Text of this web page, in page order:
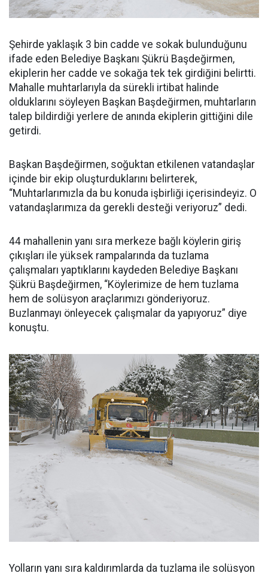
Şehirde yaklaşık 3 bin cadde ve sokak bulunduğunu
ifade eden Belediye Başkanı Şükrü Başdeğirmen,
ekiplerin her cadde ve sokağa tek tek girdiğini belirtti.
Mahalle muhtarlarıyla da sürekli irtibat halinde
olduklarını söyleyen Başkan Başdeğirmen, muhtarların
talep bildirdiği yerlere de anında ekiplerin gittiğini dile
getirdi.
Başkan Başdeğirmen, soğuktan etkilenen vatandaşlar
içinde bir ekip oluşturduklarını belirterek,
“Muhtarlarımızla da bu konuda işbirliği içerisindeyiz. O
vatandaşlarımıza da gerekli desteği veriyoruz” dedi.
44 mahallenin yanı sıra merkeze bağlı köylerin giriş
çıkışları ile yüksek rampalarında da tuzlama
çalışmaları yaptıklarını kaydeden Belediye Başkanı
Şükrü Başdeğirmen, “Köylerimize de hem tuzlama
hem de solüsyon araçlarımızı gönderiyoruz.
Buzlanmayı önleyecek çalışmalar da yapıyoruz” diye
konuştu.
Yolların yanı sıra kaldırımlarda da tuzlama ile solüsyon